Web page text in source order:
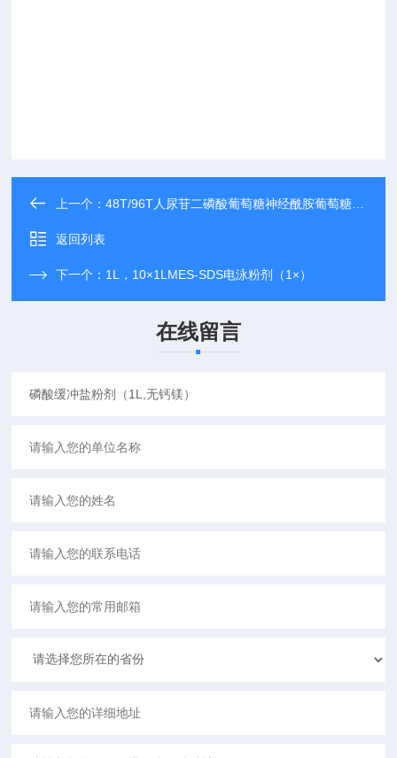
上一个：48T/96T人尿苷二磷酸葡萄糖神经酰胺葡萄糖基转移酶（UGCG）elisa试剂盒|作用
返回列表
下一个： 1L，10×1LMES-SDS电泳粉剂（1×）
在线留言